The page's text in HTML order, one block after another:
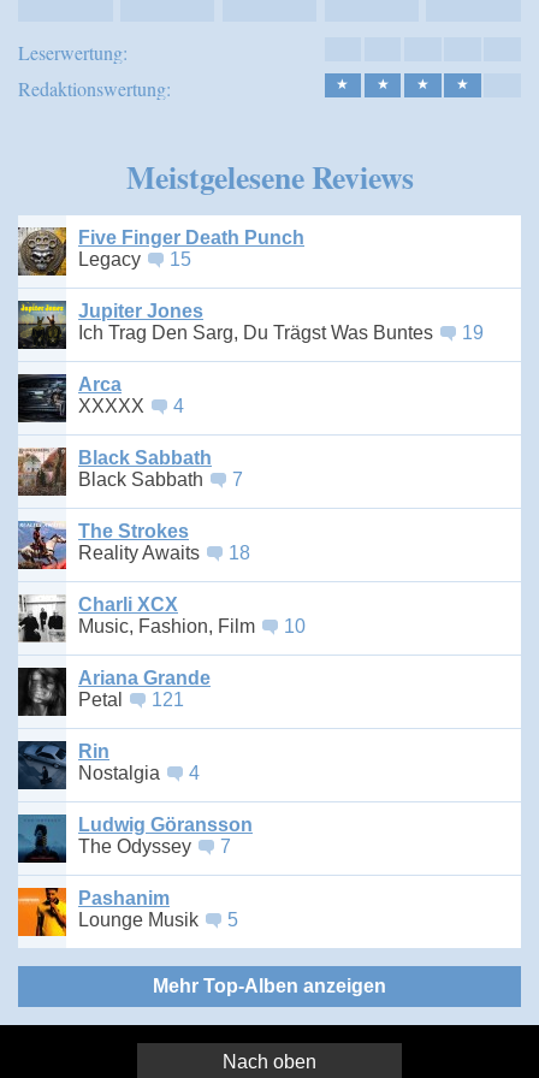
Leserwertung:
Redaktionswertung:
★ ★ ★ ★
Meistgelesene Reviews
Five Finger Death Punch
Legacy
15
Jupiter Jones
Ich Trag Den Sarg, Du Trägst Was Buntes
19
Arca
XXXXX
4
Black Sabbath
Black Sabbath
7
The Strokes
Reality Awaits
18
Charli XCX
Music, Fashion, Film
10
Ariana Grande
Petal
121
Rin
Nostalgia
4
Ludwig Göransson
The Odyssey
7
Pashanim
Lounge Musik
5
Mehr Top-Alben anzeigen
Nach oben